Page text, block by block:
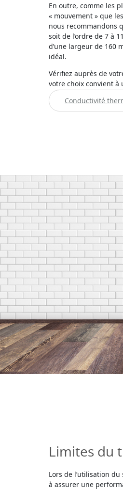
En outre, comme les
« mouvement » que
nous recommandons
soit de l’ordre de 7 à
d’une largeur de 160
idéal.
Vérifiez auprès de
votre choix convient à
Conductivité
Limites du
Lors de l’utilisation
à assurer une